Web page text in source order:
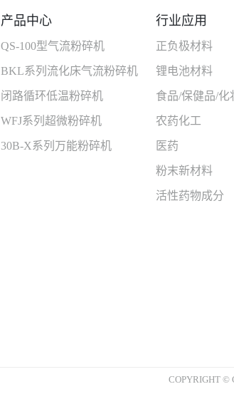
产品中心
QS-100型气流粉碎机
BKL系列流化床气流粉碎机
闭路循环低温粉碎机
WFJ系列超微粉碎机
30B-X系列万能粉碎机
行业应用
正负极材料
锂电池材料
食品/保健品/化
农药化工
医药
粉末新材料
活性药物成分
COPYRIGHT ©